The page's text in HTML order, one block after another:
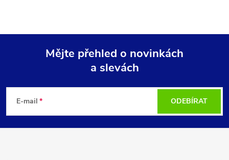
p
Mějte přehled o novinkách
a slevách
E-mail ODEBÍRAT